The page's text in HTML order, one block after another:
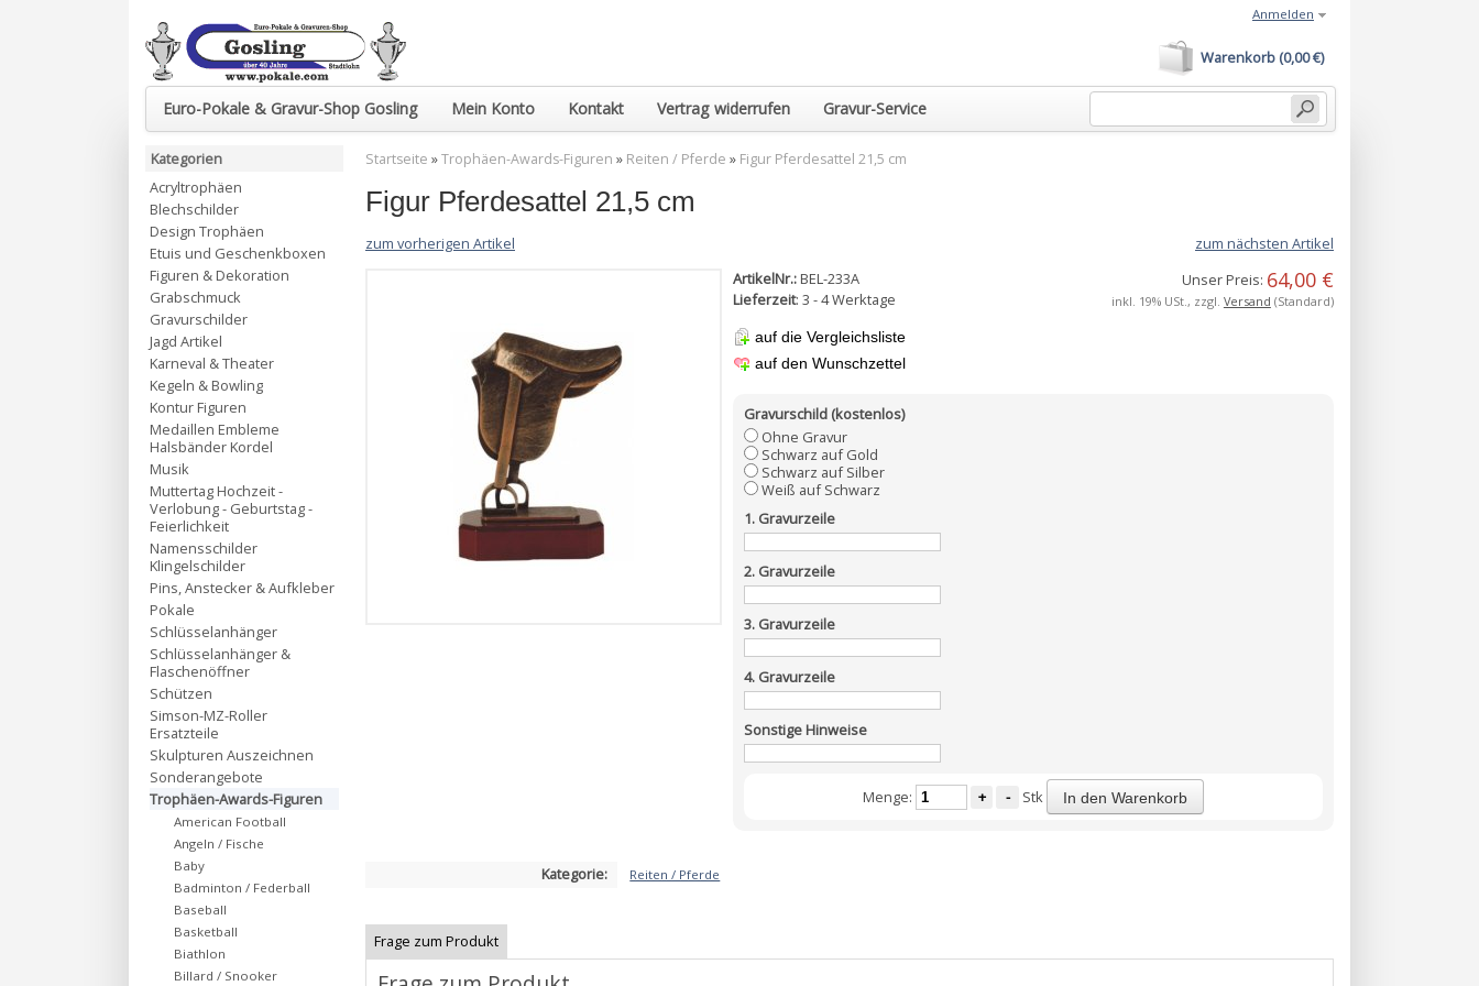
Euro-Pokale & Gravur-Shop Gosling Mein Konto Kontakt Vertrag widerrufen Gravur-Service
Warenkorb (0,00 €)
Anmelden
Startseite »Trophäen-Awards-Figuren » Reiten / Pferde » Figur Pferdesattel 21,5 cm
Figur Pferdesattel 21,5 cm
zum vorherigen Artikel
zum nächsten Artikel
ArtikelNr.: BEL-233A
Lieferzeit: 3 - 4 Werktage
auf die Vergleichsliste
auf den Wunschzettel
Unser Preis: 64,00 €
inkl. 19% USt., zzgl. Versand (Standard)
Gravurschild (kostenlos)
Ohne Gravur
Schwarz auf Gold
Schwarz auf Silber
Weiß auf Schwarz
1. Gravurzeile
2. Gravurzeile
3. Gravurzeile
4. Gravurzeile
Sonstige Hinweise
Menge: + - Stk In den Warenkorb
Kategorie: Reiten / Pferde
Frage zum Produkt
Kategorien
Acryltrophäen
Blechschilder
Design Trophäen
Etuis und Geschenkboxen
Figuren & Dekoration
Grabschmuck
Gravurschilder
Jagd Artikel
Karneval & Theater
Kegeln & Bowling
Kontur Figuren
Medaillen Embleme
Halsbänder Kordel
Musik
Muttertag Hochzeit -
Verlobung - Geburtstag -
Feierlichkeit
Namensschilder
Klingelschilder
Pins, Anstecker & Aufkleber
Pokale
Schlüsselanhänger
Schlüsselanhänger &
Flaschenöffner
Schützen
Simson-MZ-Roller
Ersatzteile
Skulpturen Auszeichnen
Sonderangebote
Trophäen-Awards-Figuren
American Football
Angeln / Fische
Baby
Badminton / Federball
Baseball
Basketball
Biathlon
Billard / Snooker